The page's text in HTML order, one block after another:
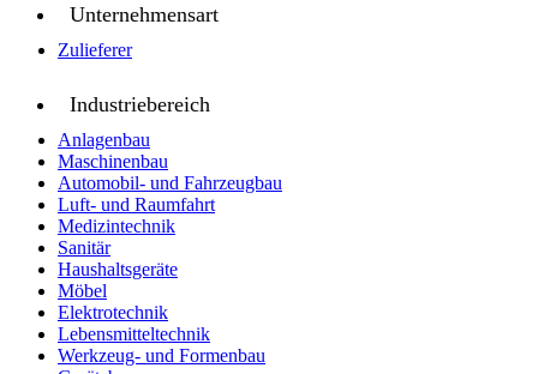
Unternehmensart
Zulieferer
Industriebereich
Anlagenbau
Maschinenbau
Automobil- und Fahrzeugbau
Luft- und Raumfahrt
Medizintechnik
Sanitär
Haushaltsgeräte
Möbel
Elektrotechnik
Lebensmitteltechnik
Werkzeug- und Formenbau